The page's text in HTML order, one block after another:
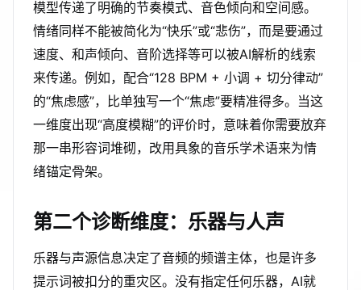
模型传递了明确的节奏模式、音色倾向和空间感。
情绪同样不能被简化为“快乐”或“悲伤”，而是要通过
速度、和声倾向、音阶选择等可以被AI解析的线索
来传递。例如，配合“128 BPM + 小调 + 切分律动”
的“焦虑感”，比单独写一个“焦虑”要精准得多。当这
一维度出现“高度模糊”的评价时，意味着你需要放弃
那一串形容词堆砌，改用具象的音乐学术语来为情
绪锚定骨架。
第二个诊断维度：乐器与人声
乐器与声源信息决定了音频的频谱主体，也是许多
提示词被扣分的重灾区。没有指定任何乐器，AI就